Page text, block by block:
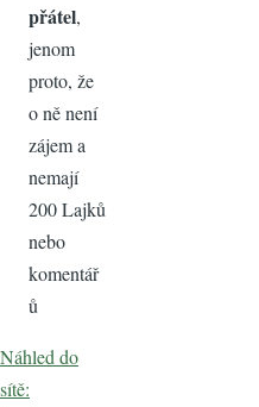
přátel,
jenom
proto, že
o ně není
zájem a
nemají
200 Lajků
nebo
komentář
ů
Náhled do
sítě: